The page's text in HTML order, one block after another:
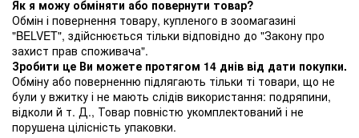
Як я можу обміняти або повернути товар?
Обмін і повернення товару, купленого в зоомагазині
"BELVET", здійснюється тільки відповідно до "Закону про
захист прав споживача".
Зробити це Ви можете протягом 14 днів від дати покупки.
Обміну або поверненню підлягають тільки ті товари, що не
були у вжитку і не мають слідів використання: подряпини,
відколи й т. Д., Товар повністю укомплектований і не
порушена цілісність упаковки.